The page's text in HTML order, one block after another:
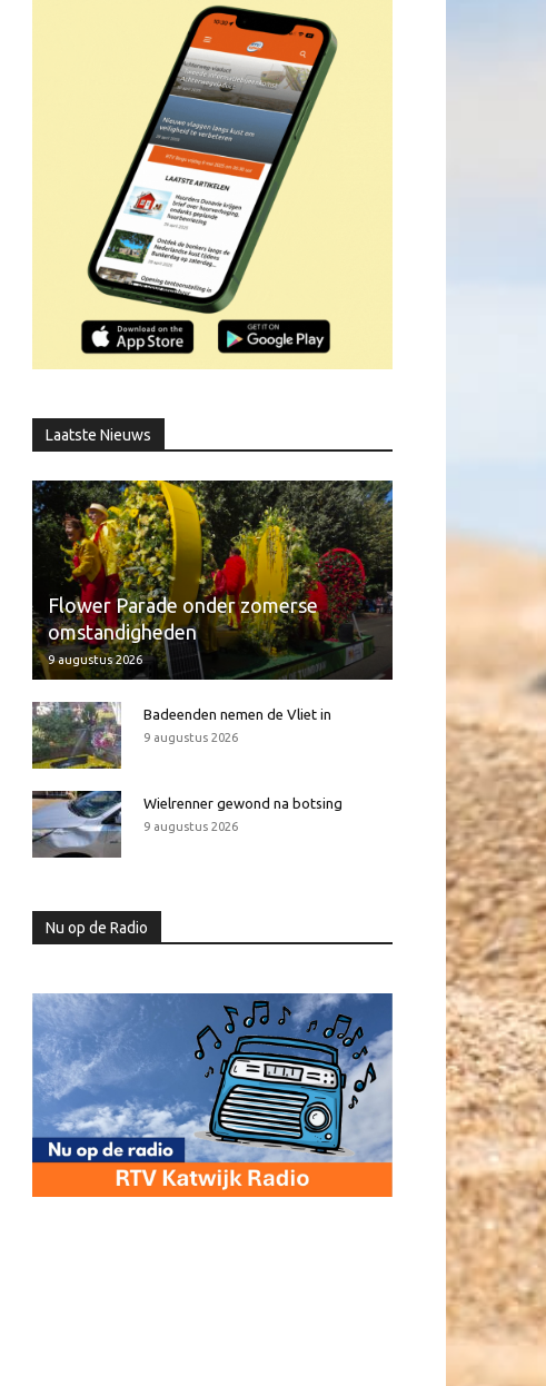
Laatste Nieuws
Flower Parade onder zomerse
omstandigheden
9 augustus 2026
Badeenden nemen de Vliet in
9 augustus 2026
Wielrenner gewond na botsing
9 augustus 2026
Nu op de Radio